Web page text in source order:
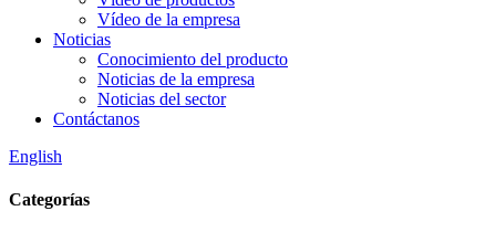
Vídeo de la empresa
Noticias
Conocimiento del producto
Noticias de la empresa
Noticias del sector
Contáctanos
English
Categorías